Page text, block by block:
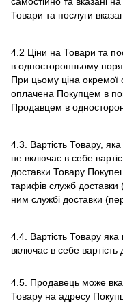
Товари та послуги
4.2 Ціни на Товари та
в односторонньому
При цьому ціна окремої
оплачена Покупцем в
Продавцем в
4.3. Вартість Товару,
не включає в себе
доставки Товару
тарифів служб доставки
ним службі доставки
4.4. Вартість Товару яка
включає в себе
4.5. Продавець може
Товару на адресу